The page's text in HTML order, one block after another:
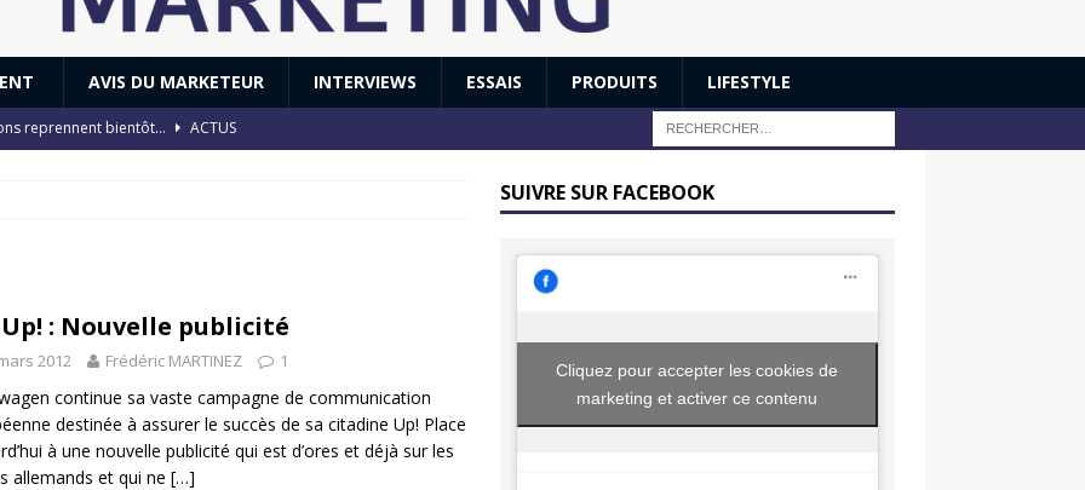
AVIS DU MARKETEUR INTERVIEWS ESSAIS PRODUITS LIFESTYLE
reprennent bientôt…
ACTUS
Honda dévoile un spot publicitaire… confiné!
Up! : Nouvelle publicité
2012 Frédéric MARTINEZ 1
continue sa vaste campagne de communication
destinée à assurer le succès de sa citadine Up! Place
à une nouvelle publicité qui est d’ores et déjà sur les
allemands et qui ne […]
SUIVRE SUR FACEBOOK
Cliquez pour accepter les cookies de
marketing et activer ce contenu